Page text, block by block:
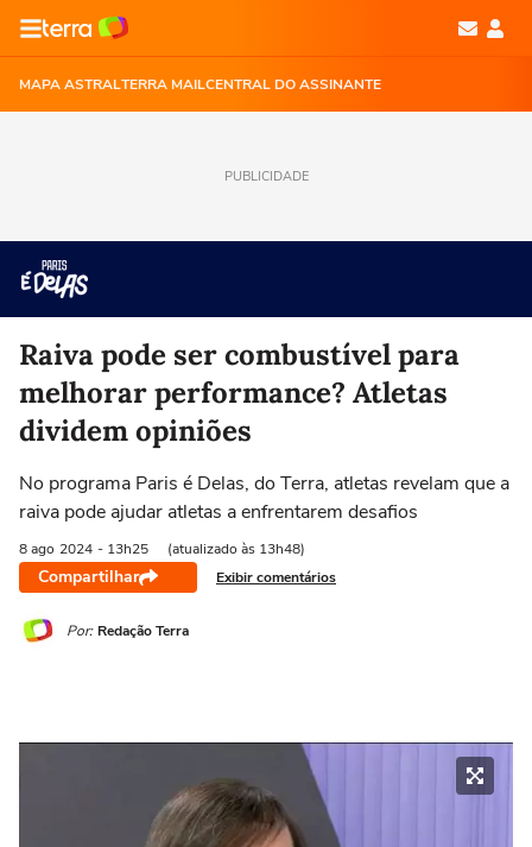
MAPA ASTRALTERRA MAILCENTRAL DO ASSINANTE
PUBLICIDADE
Raiva pode ser combustível para
melhorar performance? Atletas
dividem opiniões
No programa Paris é Delas, do Terra, atletas revelam que a
raiva pode ajudar atletas a enfrentarem desafios
8 ago 2024 - 13h25 (atualizado às 13h48)
Compartilhar Exibir comentários
Por: Redação Terra